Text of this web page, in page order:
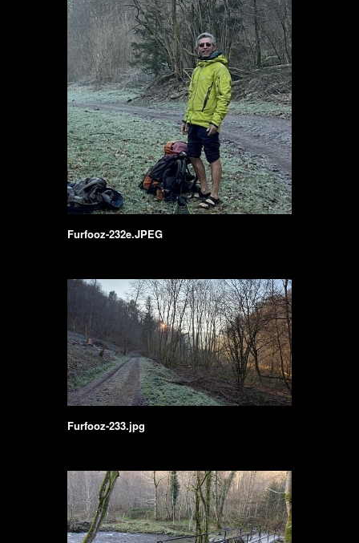
Furfooz-232e.JPEG
Furfooz-233.jpg